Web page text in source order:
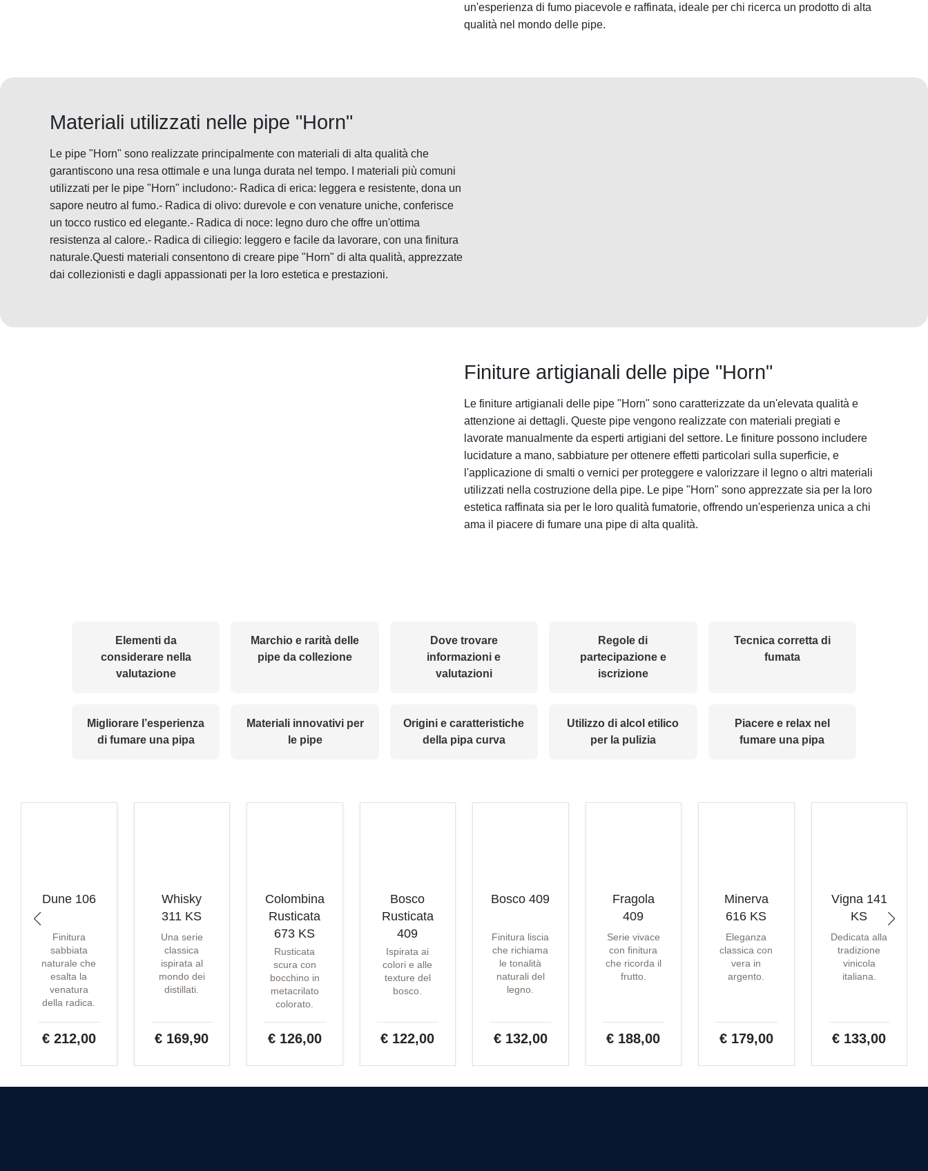
un'esperienza di fumo piacevole e raffinata, ideale per chi ricerca un prodotto di alta
qualità nel mondo delle pipe.
Materiali utilizzati nelle pipe "Horn"
Le pipe "Horn" sono realizzate principalmente con materiali di alta qualità che
garantiscono una resa ottimale e una lunga durata nel tempo. I materiali più comuni
utilizzati per le pipe "Horn" includono:- Radica di erica: leggera e resistente, dona un
sapore neutro al fumo.- Radica di olivo: durevole e con venature uniche, conferisce
un tocco rustico ed elegante.- Radica di noce: legno duro che offre un'ottima
resistenza al calore.- Radica di ciliegio: leggero e facile da lavorare, con una finitura
naturale.Questi materiali consentono di creare pipe "Horn" di alta qualità, apprezzate
dai collezionisti e dagli appassionati per la loro estetica e prestazioni.
Finiture artigianali delle pipe "Horn"
Le finiture artigianali delle pipe "Horn" sono caratterizzate da un'elevata qualità e
attenzione ai dettagli. Queste pipe vengono realizzate con materiali pregiati e
lavorate manualmente da esperti artigiani del settore. Le finiture possono includere
lucidature a mano, sabbiature per ottenere effetti particolari sulla superficie, e
l'applicazione di smalti o vernici per proteggere e valorizzare il legno o altri materiali
utilizzati nella costruzione della pipe. Le pipe "Horn" sono apprezzate sia per la loro
estetica raffinata sia per le loro qualità fumatorie, offrendo un'esperienza unica a chi
ama il piacere di fumare una pipe di alta qualità.
Elementi da
considerare nella
valutazione
Marchio e rarità delle
pipe da collezione
Dove trovare
informazioni e
valutazioni
Regole di
partecipazione e
iscrizione
Tecnica corretta di
fumata
Migliorare l’esperienza
di fumare una pipa
Materiali innovativi per
le pipe
Origini e caratteristiche
della pipa curva
Utilizzo di alcol etilico
per la pulizia
Piacere e relax nel
fumare una pipa
Dune 106
Finitura
sabbiata
naturale che
esalta la
venatura
della radica.
€ 212,00
Whisky
311 KS
Una serie
classica
ispirata al
mondo dei
distillati.
€ 169,90
Colombina
Rusticata
673 KS
Rusticata
scura con
bocchino in
metacrilato
colorato.
€ 126,00
Bosco
Rusticata
409
Ispirata ai
colori e alle
texture del
bosco.
€ 122,00
Bosco 409
Finitura liscia
che richiama
le tonalità
naturali del
legno.
€ 132,00
Fragola
409
Serie vivace
con finitura
che ricorda il
frutto.
€ 188,00
Minerva
616 KS
Eleganza
classica con
vera in
argento.
€ 179,00
Vigna 141
KS
Dedicata alla
tradizione
vinicola
italiana.
€ 133,00